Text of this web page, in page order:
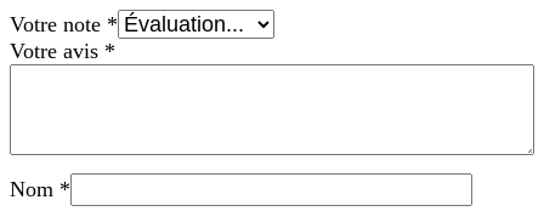
Votre note *
Votre avis *
Nom *